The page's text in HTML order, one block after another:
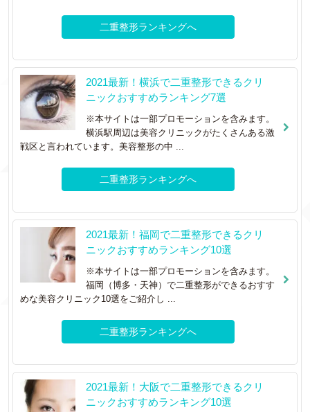
二重整形ランキングへ
2021最新！横浜で二重整形できるクリ
ニックおすすめランキング7選
※本サイトは一部プロモーションを含みます。
横浜駅周辺は美容クリニックがたくさんある激
戦区と言われています。美容整形の中 ...
二重整形ランキングへ
2021最新！福岡で二重整形できるクリ
ニックおすすめランキング10選
※本サイトは一部プロモーションを含みます。
福岡（博多・天神）で二重整形ができるおすす
めな美容クリニック10選をご紹介し ...
二重整形ランキングへ
2021最新！大阪で二重整形できるクリ
ニックおすすめランキング10選